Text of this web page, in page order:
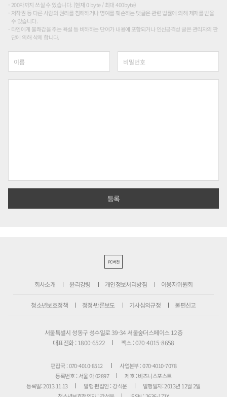
200자까지 쓰실 수 있습니다. (현재 0 byte / 최대 400byte)
저작권 등 다른 사람의 권리를 침해하거나 명예를 훼손하는 댓글은 관련 법률에 의해 제재를 받을
수 있습니다.
타인에게 불쾌감을 주는 욕설 등 비하하는 단어가 내용에 포함되거나 인신공격성 글은 관리자의 판
단에 의해 삭제 합니다.
PC버전
회사소개 윤리강령 개인정보처리방침 이용자위원회
청소년보호정책 정정·반론보도 기사심의규정 불편신고
서울특별시 성동구 성수일로 39-34 서울숲더스페이스 12층
대표전화 : 1800-6522
팩스 : 070-4015-8658
편집국 : 070-4010-8512
사업본부 : 070-4010-7078
등록번호 : 서울 아 02897
제호 : 비즈니스포스트
등록일: 2013.11.13
발행·편집인 : 강석운
발행일자: 2013년 12월 2일